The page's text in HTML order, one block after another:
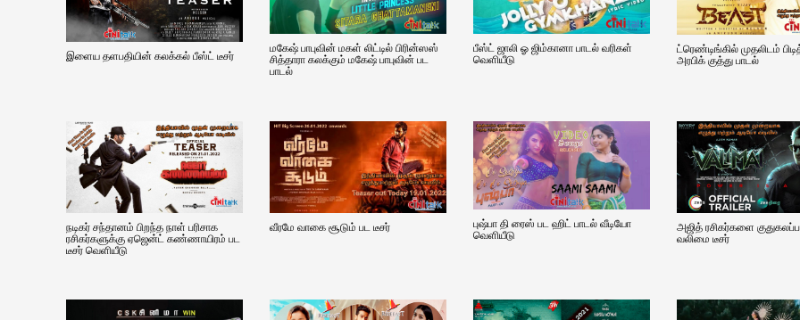
இளைய தளபதியின் கலக்கல் பீஸ்ட் டீசர்
மகேஷ் பாபுவின் மகள் லிட்டில் பிரின்ஸஸ்
சித்தாரா கலக்கும் மகேஷ் பாபுவின் பட
பாடல்
பீஸ்ட் ஜாலி ஓ ஜிம்கானா பாடல் வரிகள்
வெளியீடு
ட்ரெண்டிங்கில் முதலிடம்
அரபிக் குத்து பாடல்
நடிகர் சந்தானம் பிறந்த நாள் பரிசாக
ரசிகர்களுக்கு ஏஜென்ட் கண்ணாயிரம் பட
டீசர் வெளியீடு
வீரமே வாகை சூடும் பட டீசர்
புஷ்பா தி ரைஸ் பட ஹிட் பாடல் வீடியோ
வெளியீடு
அஜித் ரசிகர்களை
வலிமை டீசர்